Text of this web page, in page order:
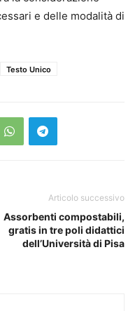
e delle modalità di
Testo Unico
Articolo successivo
Assorbenti compostabili,
gratis in tre poli didattici
dell’Università di Pisa